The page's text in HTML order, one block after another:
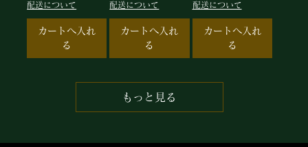
配送について
カートへ入れ
る
配送について
カートへ入れ
る
配送について
カートへ入れ
る
もっと見る